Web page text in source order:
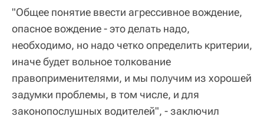
"Общее понятие ввести агрессивное вождение,
опасное вождение - это делать надо,
необходимо, но надо четко определить критерии,
иначе будет вольное толкование
правоприменителями, и мы получим из хорошей
задумки проблемы, в том числе, и для
законопослушных водителей", - заключил